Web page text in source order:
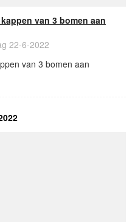
van 3 bomen aan
22-6-2022
van 3 bomen aan